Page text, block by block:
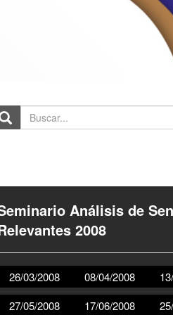
Análisis de
2008
26/03/2008 08/04/2008
27/05/2008
17/06/2008